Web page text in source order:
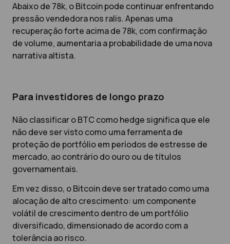
Abaixo de 78k, o Bitcoin pode continuar enfrentando
pressão vendedora nos ralis. Apenas uma
recuperação forte acima de 78k, com confirmação
de volume, aumentaria a probabilidade de uma nova
narrativa altista.
Para investidores de longo prazo
Não classificar o BTC como hedge significa que ele
não deve ser visto como uma ferramenta de
proteção de portfólio em períodos de estresse de
mercado, ao contrário do ouro ou de títulos
governamentais.
Em vez disso, o Bitcoin deve ser tratado como uma
alocação de alto crescimento: um componente
volátil de crescimento dentro de um portfólio
diversificado, dimensionado de acordo com a
tolerância ao risco.